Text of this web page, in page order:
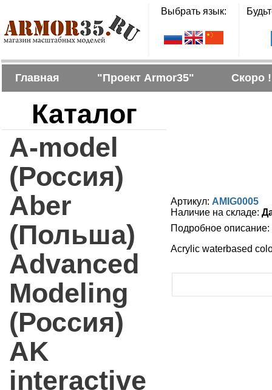
Выбрать язык:
Главная "Проект Armor35" Скоро !
Каталог
A-model
(Россия)
Aber
(Польша)
Advanced
Modeling
(Россия)
AK
interactive
Артикул: AMIG0005
Наличие на складе:
Подробное описание:
Acrylic waterbased